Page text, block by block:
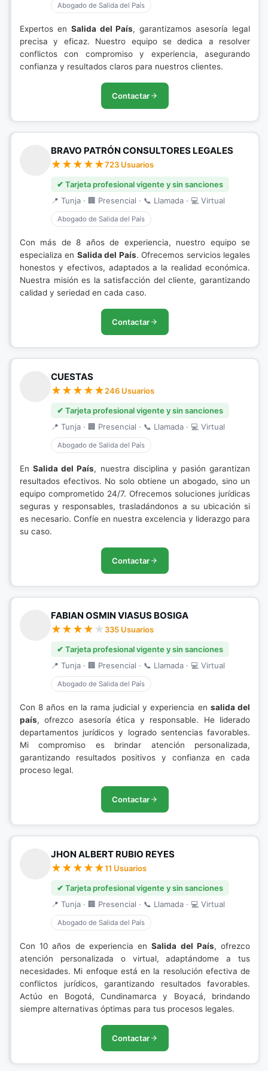
Abogado de Salida del País
Expertos en Salida del País, garantizamos asesoría legal
precisa y eficaz. Nuestro equipo se dedica a resolver
conflictos con compromiso y experiencia, asegurando
confianza y resultados claros para nuestros clientes.
Contactar
BRAVO PATRÓN CONSULTORES LEGALES
723 Usuarios
✔ Tarjeta profesional vigente y sin sanciones
📍 Tunja · 🏢 Presencial · 📞 Llamada · 💻 Virtual
Abogado de Salida del País
Con más de 8 años de experiencia, nuestro equipo se
especializa en Salida del País. Ofrecemos servicios legales
honestos y efectivos, adaptados a la realidad económica.
Nuestra misión es la satisfacción del cliente, garantizando
calidad y seriedad en cada caso.
Contactar
CUESTAS
246 Usuarios
✔ Tarjeta profesional vigente y sin sanciones
📍 Tunja · 🏢 Presencial · 📞 Llamada · 💻 Virtual
Abogado de Salida del País
EnSalida del País, nuestra disciplina y pasión garantizan
resultados efectivos. No solo obtiene un abogado, sino un
equipo comprometido 24/7. Ofrecemos soluciones jurídicas
seguras y responsables, trasladándonos a su ubicación si
es necesario. Confíe en nuestra excelencia y liderazgo para
su caso.
Contactar
FABIAN OSMIN VIASUS BOSIGA
335 Usuarios
✔ Tarjeta profesional vigente y sin sanciones
📍 Tunja · 🏢 Presencial · 📞 Llamada · 💻 Virtual
Abogado de Salida del País
Con 8 años en la rama judicial y experiencia en salida del
país, ofrezco asesoría ética y responsable. He liderado
departamentos jurídicos y logrado sentencias favorables.
Mi compromiso es brindar atención personalizada,
garantizando resultados positivos y confianza en cada
proceso legal.
Contactar
JHON ALBERT RUBIO REYES
11 Usuarios
✔ Tarjeta profesional vigente y sin sanciones
📍 Tunja · 🏢 Presencial · 📞 Llamada · 💻 Virtual
Abogado de Salida del País
Con 10 años de experiencia enSalida del País, ofrezco
atención personalizada o virtual, adaptándome a tus
necesidades. Mi enfoque está en la resolución efectiva de
conflictos jurídicos, garantizando resultados favorables.
Actúo en Bogotá, Cundinamarca y Boyacá, brindando
siempre alternativas óptimas para tus procesos legales.
Contactar